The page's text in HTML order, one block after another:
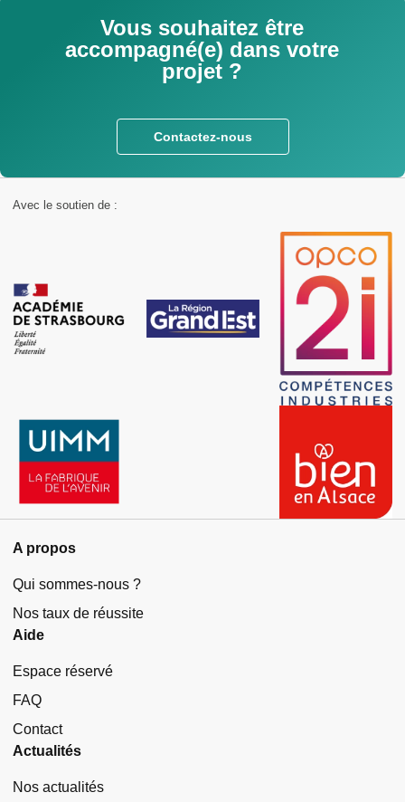
Vous souhaitez être
accompagné(e) dans votre
projet ?
Contactez-nous
A propos
Qui sommes-nous ?
Nos taux de réussite
Aide
Espace réservé
FAQ
Contact
Actualités
Nos actualités
Avec le soutien de :